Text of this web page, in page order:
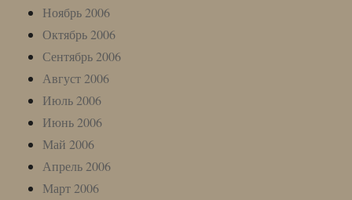
Ноябрь 2006
Октябрь 2006
Сентябрь 2006
Август 2006
Июль 2006
Июнь 2006
Май 2006
Апрель 2006
Март 2006